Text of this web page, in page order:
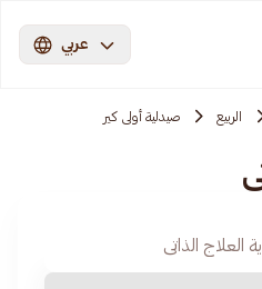
عربي
الربيع صيدلية أولى كير